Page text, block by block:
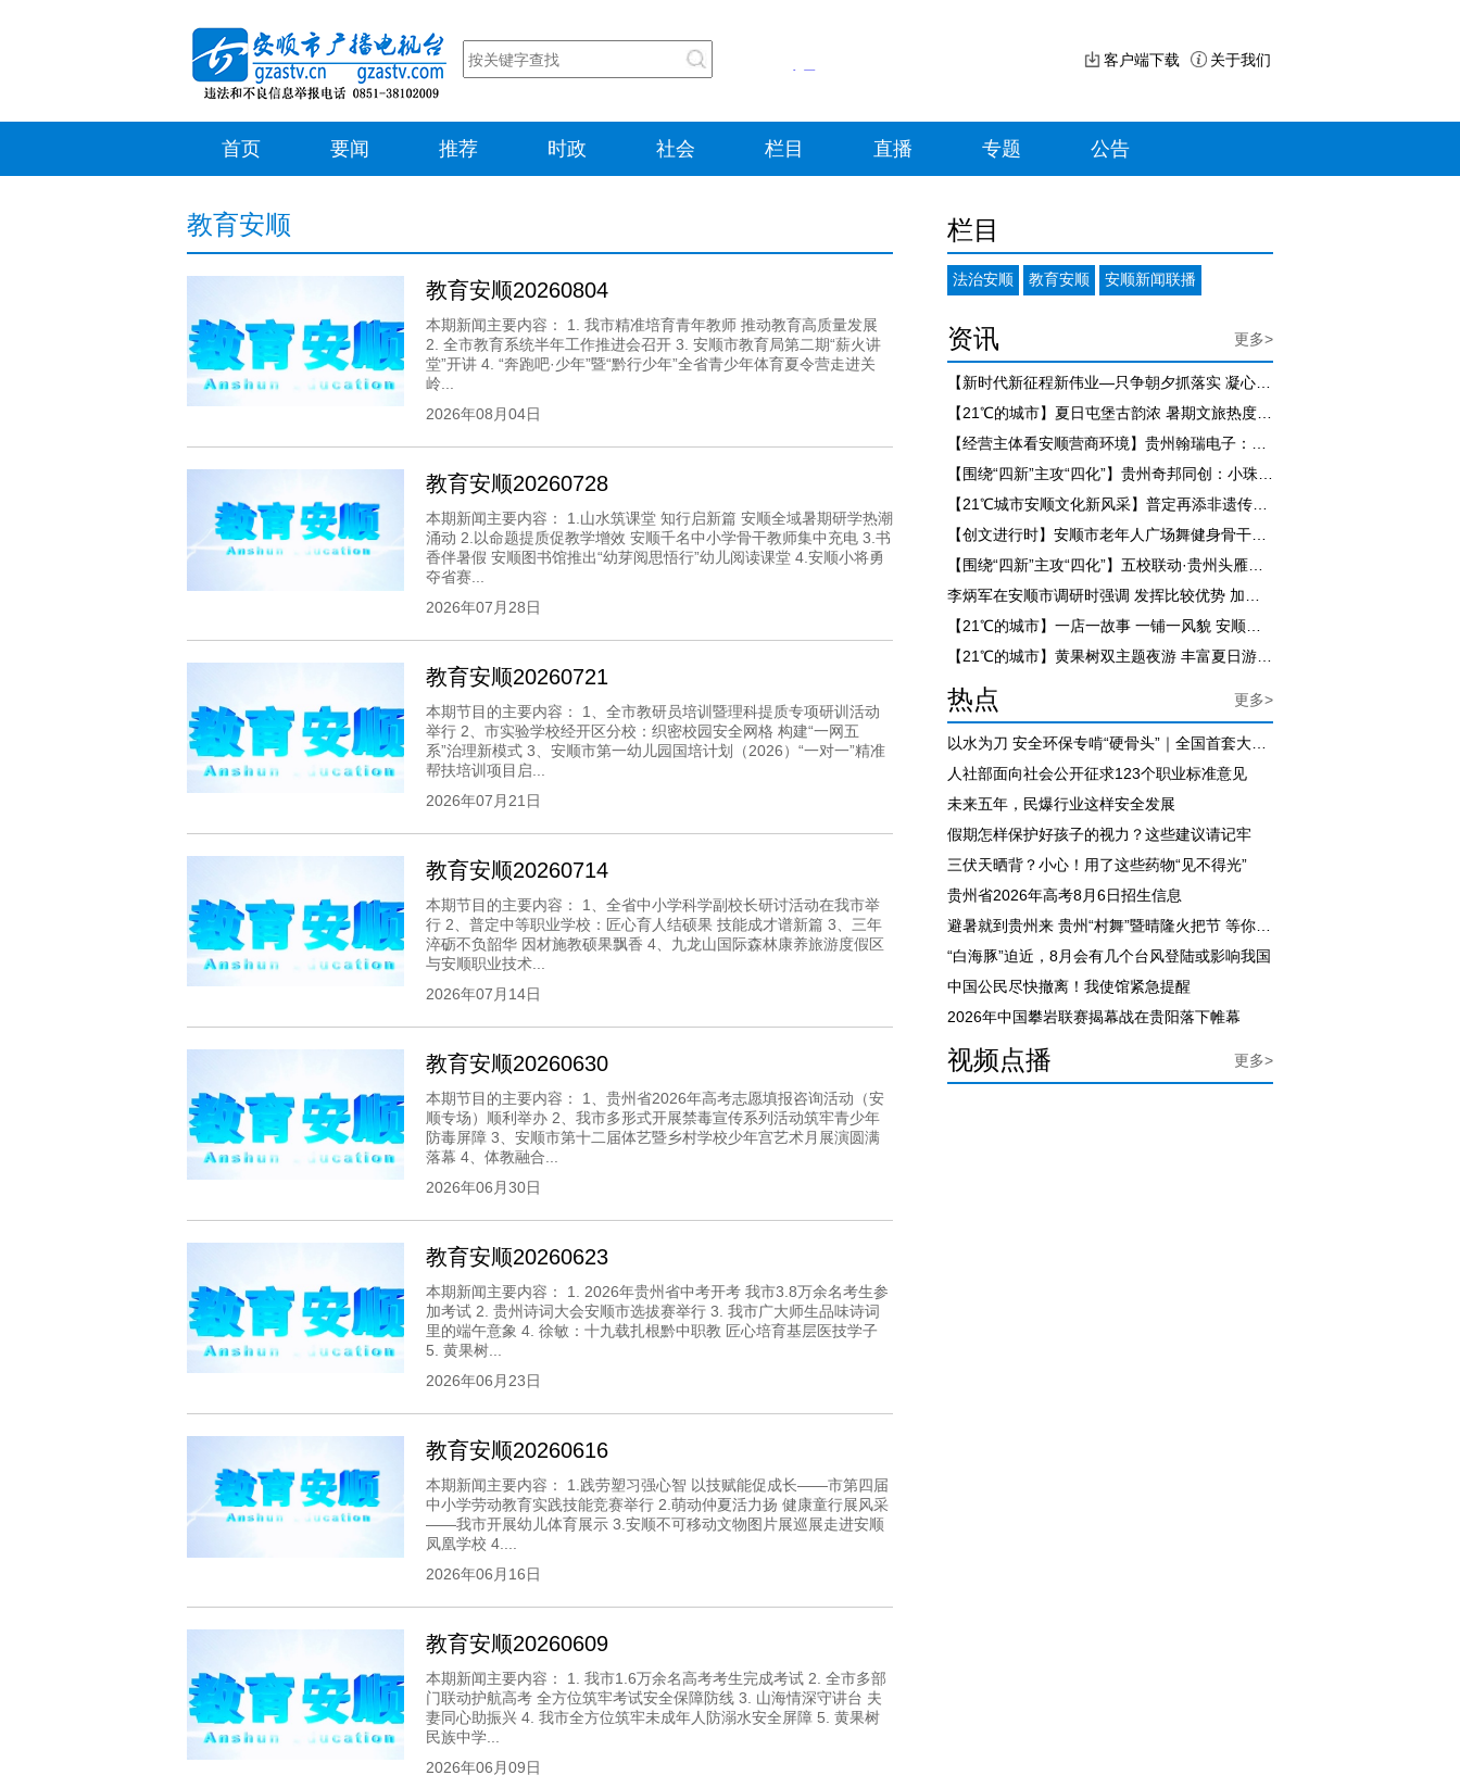
客户端下载 关于我们
首页 要闻 推荐 时政 社会 栏目 直播 专题 公告
教育安顺
教育安顺20260804
本期新闻主要内容： 1. 我市精准培育青年教师 推动教育高质量发展
2. 全市教育系统半年工作推进会召开 3. 安顺市教育局第二期“薪火讲
堂”开讲 4. “奔跑吧·少年”暨“黔行少年”全省青少年体育夏令营走进关
岭...
2026年08月04日
教育安顺20260728
本期新闻主要内容： 1.山水筑课堂 知行启新篇 安顺全域暑期研学热潮
涌动 2.以命题提质促教学增效 安顺千名中小学骨干教师集中充电 3.书
香伴暑假 安顺图书馆推出“幼芽阅思悟行”幼儿阅读课堂 4.安顺小将勇
夺省赛...
2026年07月28日
教育安顺20260721
本期节目的主要内容： 1、全市教研员培训暨理科提质专项研训活动
举行 2、市实验学校经开区分校：织密校园安全网格 构建“一网五
系”治理新模式 3、安顺市第一幼儿园国培计划（2026）“一对一”精准
帮扶培训项目启...
2026年07月21日
教育安顺20260714
本期节目的主要内容： 1、全省中小学科学副校长研讨活动在我市举
行 2、普定中等职业学校：匠心育人结硕果 技能成才谱新篇 3、三年
淬砺不负韶华 因材施教硕果飘香 4、九龙山国际森林康养旅游度假区
与安顺职业技术...
2026年07月14日
教育安顺20260630
本期节目的主要内容： 1、贵州省2026年高考志愿填报咨询活动（安
顺专场）顺利举办 2、我市多形式开展禁毒宣传系列活动筑牢青少年
防毒屏障 3、安顺市第十二届体艺暨乡村学校少年宫艺术月展演圆满
落幕 4、体教融合...
2026年06月30日
教育安顺20260623
本期新闻主要内容： 1. 2026年贵州省中考开考 我市3.8万余名考生参
加考试 2. 贵州诗词大会安顺市选拔赛举行 3. 我市广大师生品味诗词
里的端午意象 4. 徐敏：十九载扎根黔中职教 匠心培育基层医技学子
5. 黄果树...
2026年06月23日
教育安顺20260616
本期新闻主要内容： 1.践劳塑习强心智 以技赋能促成长——市第四届
中小学劳动教育实践技能竞赛举行 2.萌动仲夏活力扬 健康童行展风采
——我市开展幼儿体育展示 3.安顺不可移动文物图片展巡展走进安顺
凤凰学校 4....
2026年06月16日
教育安顺20260609
本期新闻主要内容： 1. 我市1.6万余名高考考生完成考试 2. 全市多部
门联动护航高考 全方位筑牢考试安全保障防线 3. 山海情深守讲台 夫
妻同心助振兴 4. 我市全方位筑牢未成年人防溺水安全屏障 5. 黄果树
民族中学...
2026年06月09日
栏目
法治安顺 教育安顺 安顺新闻联播
资讯 更多>
热点 更多>
人社部面向社会公开征求123个职业标准意见
未来五年，民爆行业这样安全发展
假期怎样保护好孩子的视力？这些建议请记牢
三伏天晒背？小心！用了这些药物“见不得光”
贵州省2026年高考8月6日招生信息
“白海豚”迫近，8月会有几个台风登陆或影响我国
中国公民尽快撤离！我使馆紧急提醒
2026年中国攀岩联赛揭幕战在贵阳落下帷幕
视频点播 更多>